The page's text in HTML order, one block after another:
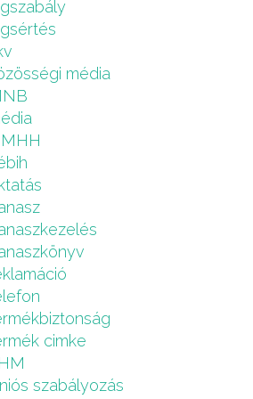
média
cimke
szabályozás